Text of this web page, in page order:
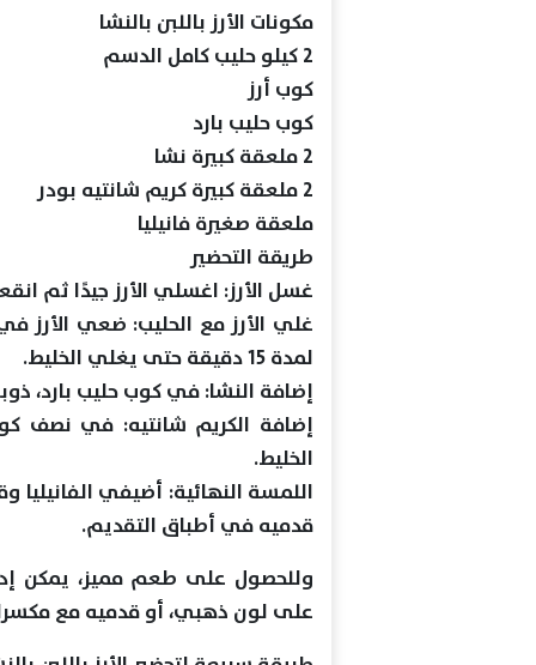
مكونات الأرز باللبن بالنشا
2 كيلو حليب كامل الدسم
كوب أرز
كوب حليب بارد
2 ملعقة كبيرة نشا
2 ملعقة كبيرة كريم شانتيه بودر
ملعقة صغيرة فانيليا
طريقة التحضير
غسل الأرز: اغسلي الأرز جيدًا ثم انقعيه لمدة 15
غلي الأرز مع الحليب: ضعي الأرز
لمدة 15 دقيقة حتى يغلي الخليط.
إضافة النشا: في كوب حليب بارد،
إضافة الكريم شانتيه: في نصف
الخليط.
قدميه في أطباق التقديم.
على لون ذهبي، أو قدميه مع